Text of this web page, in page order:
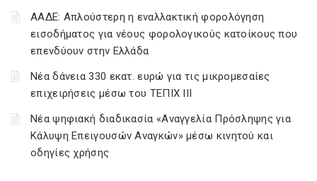
ΑΑΔΕ: Απλούστερη η εναλλακτική φορολόγηση
εισοδήματος για νέους φορολογικούς κατοίκους που
επενδύουν στην Ελλάδα
Νέα δάνεια 330 εκατ. ευρώ για τις μικρομεσαίες
επιχειρήσεις μέσω του ΤΕΠΙΧ ΙΙΙ
Νέα ψηφιακή διαδικασία «Αναγγελία Πρόσληψης για
Κάλυψη Επειγουσών Αναγκών» μέσω κινητού και
οδηγίες χρήσης